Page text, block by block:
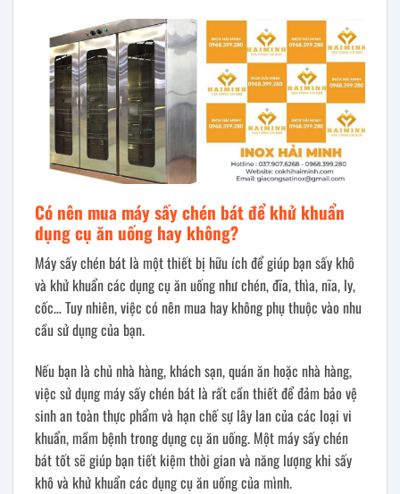
Có nên mua máy sấy chén bát để khử khuẩn
dụng cụ ăn uống hay không?
Máy sấy chén bát là một thiết bị hữu ích để giúp bạn sấy khô
và khử khuẩn các dụng cụ ăn uống như chén, đĩa, thìa, nĩa, ly,
cốc… Tuy nhiên, việc có nên mua hay không phụ thuộc vào nhu
cầu sử dụng của bạn.
Nếu bạn là chủ nhà hàng, khách sạn, quán ăn hoặc nhà hàng,
việc sử dụng máy sấy chén bát là rất cần thiết để đảm bảo vệ
sinh an toàn thực phẩm và hạn chế sự lây lan của các loại vi
khuẩn, mầm bệnh trong dụng cụ ăn uống. Một máy sấy chén
bát tốt sẽ giúp bạn tiết kiệm thời gian và năng lượng khi sấy
khô và khử khuẩn các dụng cụ ăn uống của mình.